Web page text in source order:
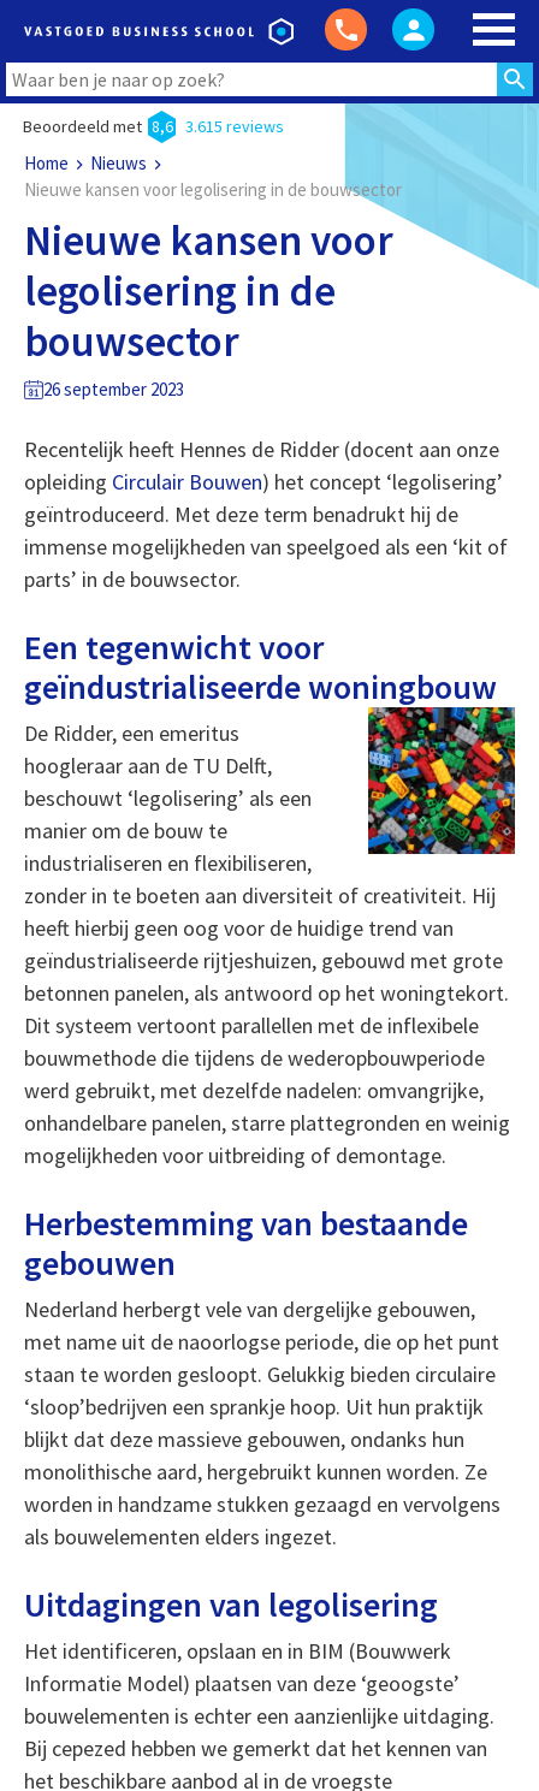
Beoordeeld met 8,6 3.615 reviews
Home
Nieuws
Nieuwe kansen voor legolisering in de bouwsector
Nieuwe kansen voor
legolisering in de
bouwsector
26 september 2023
Recentelijk heeft Hennes de Ridder (docent aan onze
opleiding Circulair Bouwen) het concept ‘legolisering’
geïntroduceerd. Met deze term benadrukt hij de
immense mogelijkheden van speelgoed als een ‘kit of
parts’ in de bouwsector.
Een tegenwicht voor
geïndustrialiseerde woningbouw
De Ridder, een emeritus
hoogleraar aan de TU Delft,
beschouwt ‘legolisering’ als een
manier om de bouw te
industrialiseren en flexibiliseren,
zonder in te boeten aan diversiteit of creativiteit. Hij
heeft hierbij geen oog voor de huidige trend van
geïndustrialiseerde rijtjeshuizen, gebouwd met grote
betonnen panelen, als antwoord op het woningtekort.
Dit systeem vertoont parallellen met de inflexibele
bouwmethode die tijdens de wederopbouwperiode
werd gebruikt, met dezelfde nadelen: omvangrijke,
onhandelbare panelen, starre plattegronden en weinig
mogelijkheden voor uitbreiding of demontage.
Herbestemming van bestaande
gebouwen
Nederland herbergt vele van dergelijke gebouwen,
met name uit de naoorlogse periode, die op het punt
staan te worden gesloopt. Gelukkig bieden circulaire
‘sloop’bedrijven een sprankje hoop. Uit hun praktijk
blijkt dat deze massieve gebouwen, ondanks hun
monolithische aard, hergebruikt kunnen worden. Ze
worden in handzame stukken gezaagd en vervolgens
als bouwelementen elders ingezet.
Uitdagingen van legolisering
Het identificeren, opslaan en in BIM (Bouwwerk
Informatie Model) plaatsen van deze ‘geoogste’
bouwelementen is echter een aanzienlijke uitdaging.
Bij cepezed hebben we gemerkt dat het kennen van
het beschikbare aanbod al in de vroegste